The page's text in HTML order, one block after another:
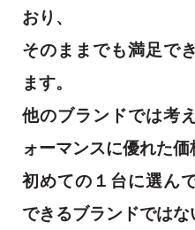
おり、
そのままでも満足で
ます。
他のブランドでは考
ォーマンスに優れた価
初めての１台に選ん
できるブランドではな